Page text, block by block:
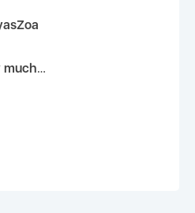
youtube.com faceapple !